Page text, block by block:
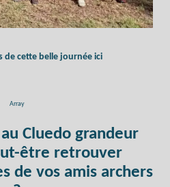
de cette belle journée ici
Array
Cluedo grandeur
être retrouver
de vos amis archers